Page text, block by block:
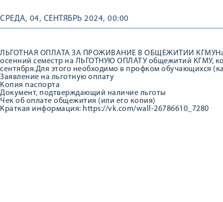
СРЕДА, 04, СЕНТЯБРЬ 2024, 00:00
ЛЬГОТНАЯ ОПЛАТА ЗА ПРОЖИВАНИЕ В ОБЩЕЖИТИИ
осенний семестр на ЛЬГОТНУЮ ОПЛАТУ общежитий КГМУ,
сентября.Для этого необходимо в профком обучающихся
Заявление на льготную оплату
Копия паспорта
Документ, подтверждающий наличие льготы
Чек об оплате общежития (или его копия)
Краткая информация: https://vk.com/wall-26786610_7280